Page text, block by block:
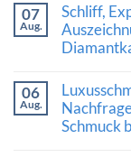
07
Aug.
Schliff,
zu
Schliff,
Expertise
und
06
Aug.
Schmuck